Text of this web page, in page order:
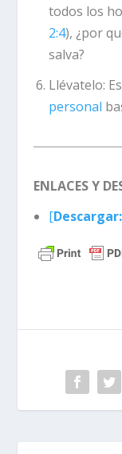
todos los
2:4), ¿por
salva?
Llévatelo:
personal
ENLACES Y
[Descargar: